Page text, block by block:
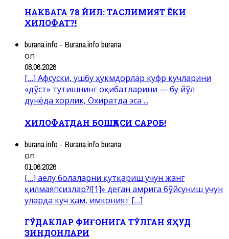
НАКБАГА 78 ЙИЛ: ТАСЛИМИЯТ ЁКИ
ХИЛОФАТ?!
burana.info - Burana.info burana
on
08.06.2026
[…] Афсуски, ушбу ҳукмдорлар куфр кучларини
«дўст» тутишнинг оқибатларини — бу йўл
дунёда хорлик, Охиратда эса ...
ХИЛОФАТДАН БОШҚАСИ САРОБ!
burana.info - Burana.info burana
on
01.06.2026
[…] аёлу болаларни қутқариш учун жанг
қилмаяпсизлар?![1]» деган амрига бўйсуниш учун
уларда куч ҳам, имконият […]
ГЎДАКЛАР ФИҒОНИГА ТЎЛГАН ЯҲУД
ЗИНДОНЛАРИ